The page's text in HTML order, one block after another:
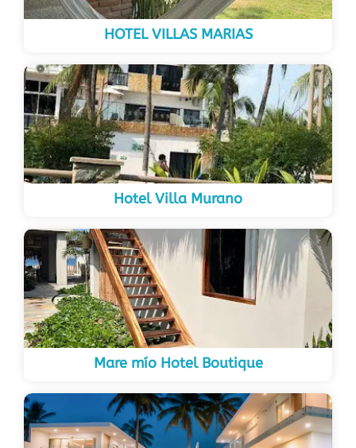
HOTEL VILLAS MARIAS
Hotel Villa Murano
Mare mío Hotel Boutique